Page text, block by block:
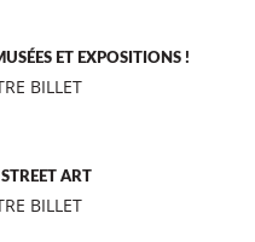
ET EXPOSITIONS !
BILLET
ART
BILLET